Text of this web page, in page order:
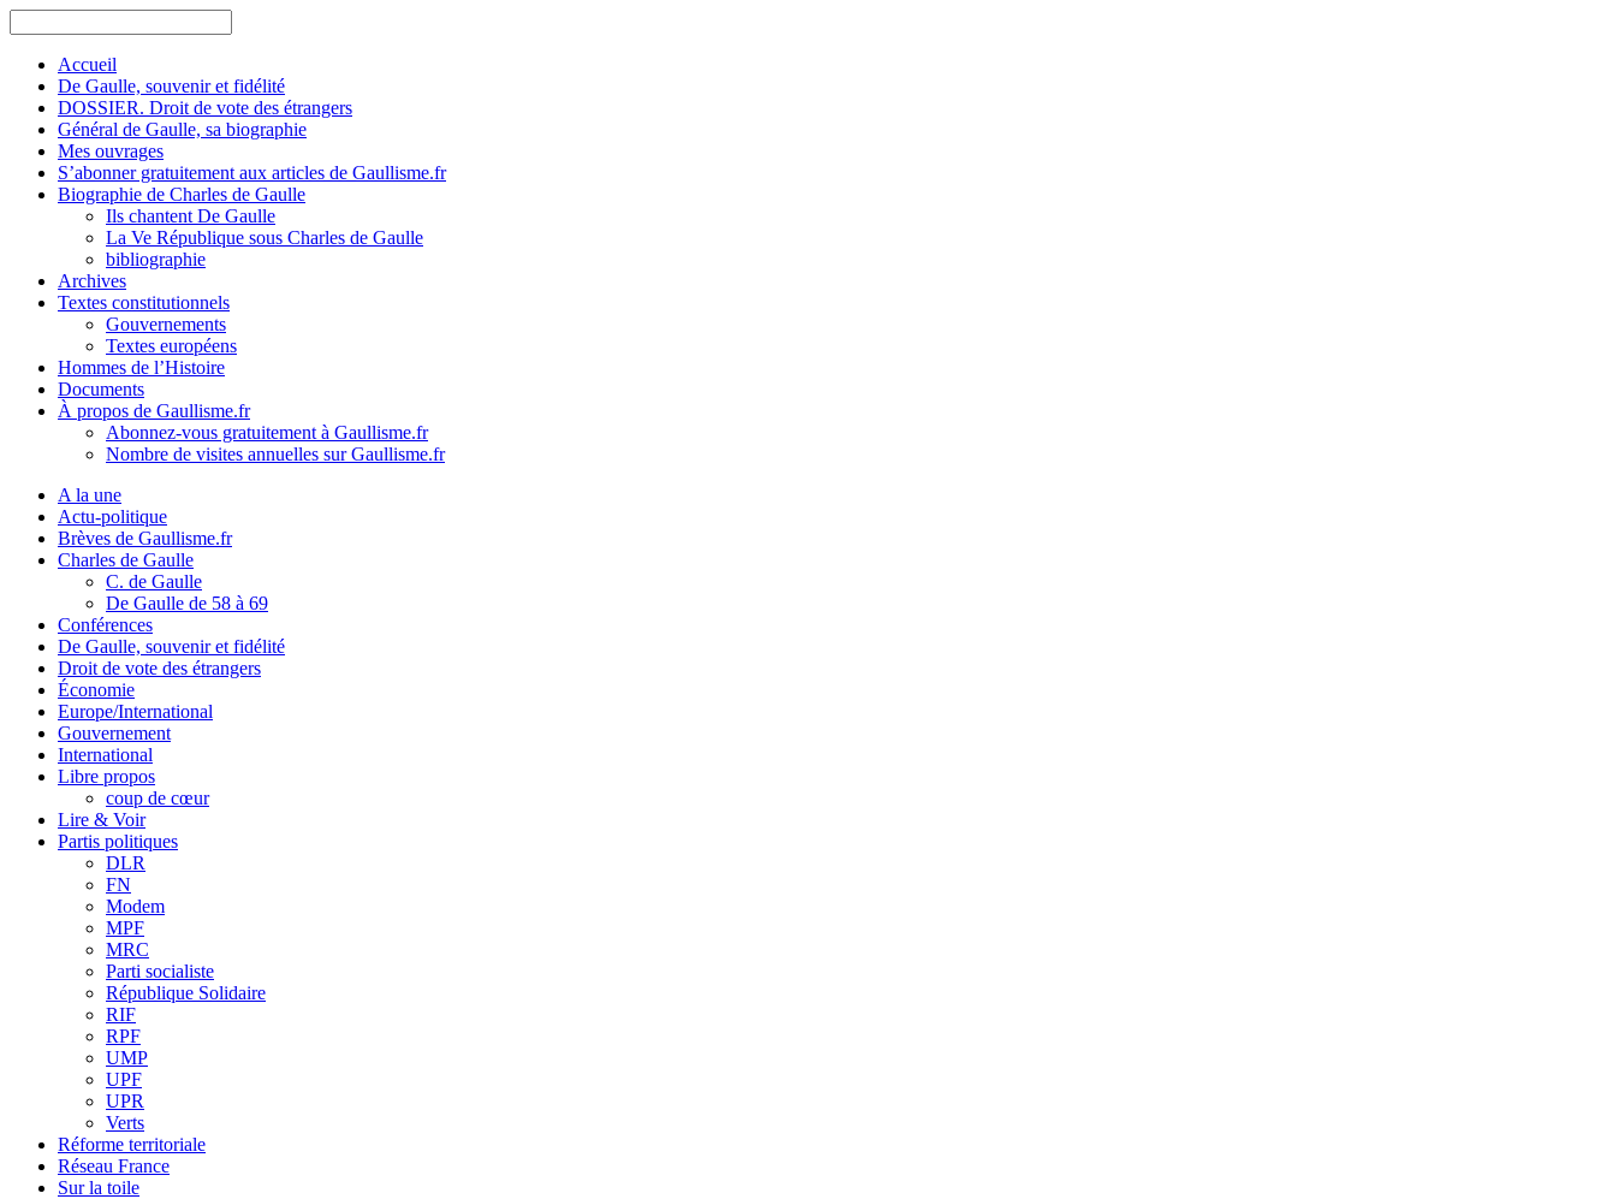
Accueil
De Gaulle, souvenir et fidélité
DOSSIER. Droit de vote des étrangers
Général de Gaulle, sa biographie
Mes ouvrages
S’abonner gratuitement aux articles de Gaullisme.fr
Biographie de Charles de Gaulle
Ils chantent De Gaulle
La Ve République sous Charles de Gaulle
bibliographie
Archives
Textes constitutionnels
Gouvernements
Textes européens
Hommes de l’Histoire
Documents
À propos de Gaullisme.fr
Abonnez-vous gratuitement à Gaullisme.fr
Nombre de visites annuelles sur Gaullisme.fr
A la une
Actu-politique
Brèves de Gaullisme.fr
Charles de Gaulle
C. de Gaulle
De Gaulle de 58 à 69
Conférences
De Gaulle, souvenir et fidélité
Droit de vote des étrangers
Économie
Europe/International
Gouvernement
International
Libre propos
coup de cœur
Lire & Voir
Partis politiques
DLR
FN
Modem
MPF
MRC
Parti socialiste
République Solidaire
RIF
RPF
UMP
UPF
UPR
Verts
Réforme territoriale
Réseau France
Sur la toile